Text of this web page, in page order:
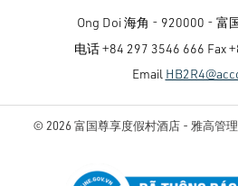
Ong Doi 海角 - 920000 - 富
电话+84 297 3546 666 Fax
Email
© 2026 富国尊享度假村酒店 - 雅高管